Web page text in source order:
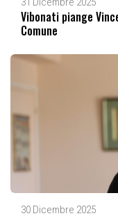
Vibonati piange
Comune
30 Dicembre 2025